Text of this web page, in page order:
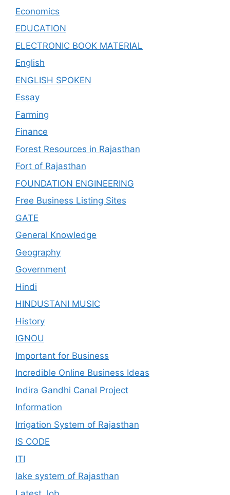
Economics
EDUCATION
ELECTRONIC BOOK MATERIAL
English
ENGLISH SPOKEN
Essay
Farming
Finance
Forest Resources in Rajasthan
Fort of Rajasthan
FOUNDATION ENGINEERING
Free Business Listing Sites
GATE
General Knowledge
Geography
Government
Hindi
HINDUSTANI MUSIC
History
IGNOU
Important for Business
Incredible Online Business Ideas
Indira Gandhi Canal Project
Information
Irrigation System of Rajasthan
IS CODE
ITI
lake system of Rajasthan